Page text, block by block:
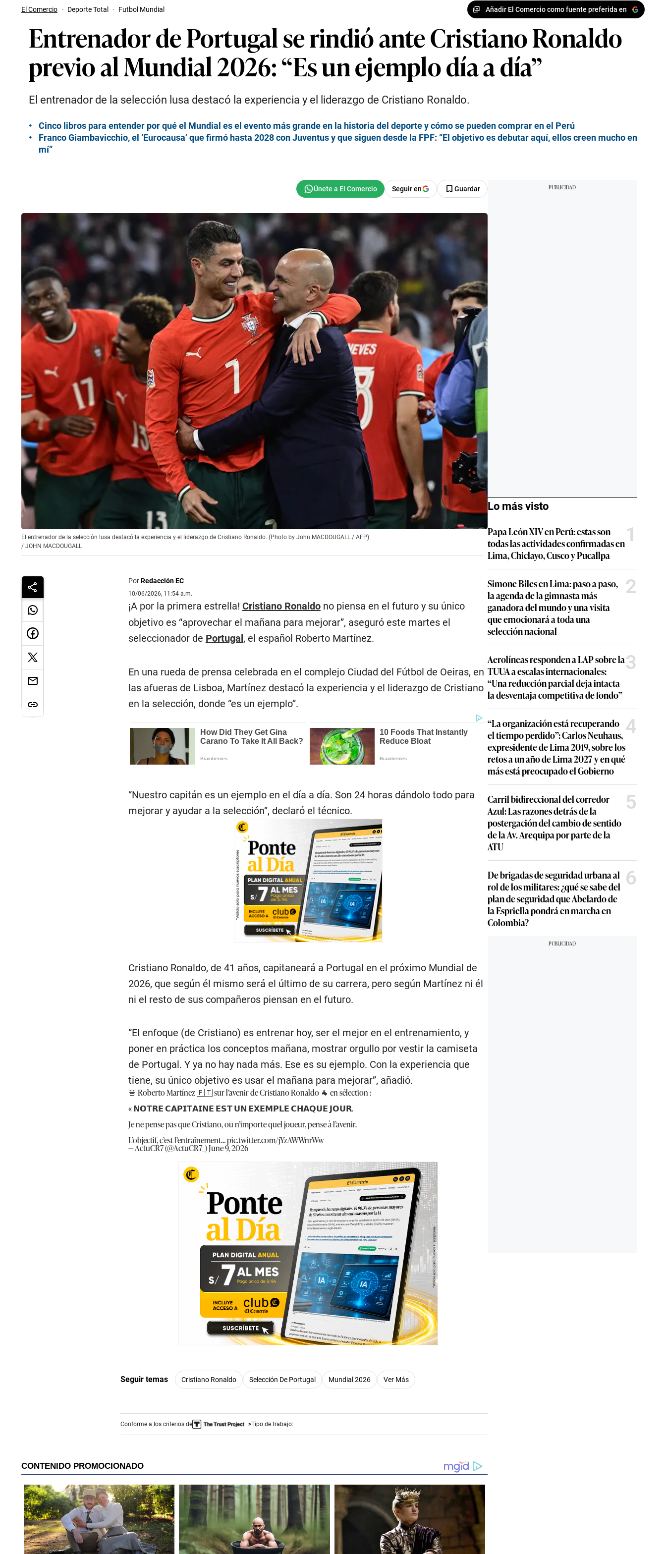
El Comercio · Deporte Total · Futbol Mundial Añadir El Comercio como fuente preferida en
Entrenador de Portugal se rindió ante Cristiano Ronaldo
previo al Mundial 2026: “Es un ejemplo día a día”
El entrenador de la selección lusa destacó la experiencia y el liderazgo de Cristiano Ronaldo.
Cinco libros para entender por qué el Mundial es el evento más grande en la historia del deporte y cómo se pueden comprar en el Perú
Franco Giambavicchio, el ‘Eurocausa’ que firmó hasta 2028 con Juventus y que siguen desde la FPF: “El objetivo es debutar aquí, ellos creen mucho en
mí”
Seguir en Guardar
El entrenador de la selección lusa destacó la experiencia y el liderazgo de Cristiano Ronaldo. (Photo by John MACDOUGALL / AFP)
/ JOHN MACDOUGALL
PorRedacción EC
10/06/2026, 11:54 a.m.
¡A por la primera estrella! Cristiano Ronaldono piensa en el futuro y su único
objetivo es “aprovechar el mañana para mejorar”, aseguró este martes el
seleccionador de Portugal, el español Roberto Martínez.
En una rueda de prensa celebrada en el complejo Ciudad del Fútbol de Oeiras, en
las afueras de Lisboa, Martínez destacó la experiencia y el liderazgo de Cristiano
en la selección, donde “es un ejemplo”.
“Nuestro capitán es un ejemplo en el día a día. Son 24 horas dándolo todo para
mejorar y ayudar a la selección”, declaró el técnico.
Cristiano Ronaldo, de 41 años, capitaneará a Portugal en el próximo Mundial de
2026, que según él mismo será el último de su carrera, pero según Martínez ni él
ni el resto de sus compañeros piensan en el futuro.
“El enfoque (de Cristiano) es entrenar hoy, ser el mejor en el entrenamiento, y
poner en práctica los conceptos mañana, mostrar orgullo por vestir la camiseta
de Portugal. Y ya no hay nada más. Ese es su ejemplo. Con la experiencia que
tiene, su único objetivo es usar el mañana para mejorar”, añadió.
🚨 Roberto Martínez 🇵🇹 sur l’avenir de Cristiano Ronaldo 🐐 en sélection :
« 𝗡𝗢𝗧𝗥𝗘 𝗖𝗔𝗣𝗜𝗧𝗔𝗜𝗡𝗘 𝗘𝗦𝗧 𝗨𝗡 𝗘𝗫𝗘𝗠𝗣𝗟𝗘 𝗖𝗛𝗔𝗤𝗨𝗘 𝗝𝗢𝗨𝗥.
Je ne pense pas que Cristiano, ou n’importe quel joueur, pense à l’avenir.
L’objectif, c’est l’entraînement…pic.twitter.com/jYzAWWnrWw
— ActuCR7 (@ActuCR7_)June 9, 2026
Seguir temas Cristiano Ronaldo Selección De Portugal Mundial 2026 Ver Más
Conforme a los criterios de Tipo de trabajo:
Lo más visto
Papa León XIV en Perú: estas son
todas las actividades confirmadas en
Lima, Chiclayo, Cusco y Pucallpa
1
Simone Biles en Lima: paso a paso,
la agenda de la gimnasta más
ganadora del mundo y una visita
que emocionará a toda una
selección nacional
2
Aerolíneas responden a LAP sobre la
TUUA a escalas internacionales:
“Una reducción parcial deja intacta
la desventaja competitiva de fondo”
3
“La organización está recuperando
el tiempo perdido”: Carlos Neuhaus,
expresidente de Lima 2019, sobre los
retos a un año de Lima 2027 y en qué
más está preocupado el Gobierno
4
Carril bidireccional del corredor
Azul: Las razones detrás de la
postergación del cambio de sentido
de la Av. Arequipa por parte de la
ATU
5
De brigadas de seguridad urbana al
rol de los militares: ¿qué se sabe del
plan de seguridad que Abelardo de
la Espriella pondrá en marcha en
Colombia?
6